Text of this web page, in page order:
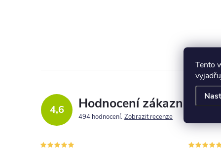
Tento
4,6 Hodnocení zákazníků
494 hodnocení Zobrazit recenze